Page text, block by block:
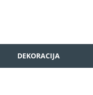
DEKORACIJA